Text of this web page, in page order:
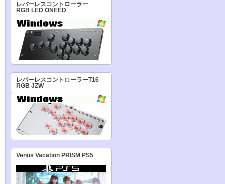
レバーレスコントローラー
RGB LED ONEED
レバーレスコントローラーT16
RGB JZW
Venus Vacation PRISM PS5